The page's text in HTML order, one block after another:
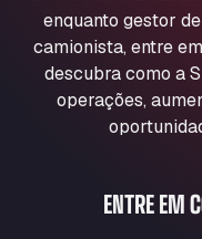
Aqua Ariva
Marie-Curie-
Aral Autohof
An der Autobahn
ARAL Autohof
ARAL Autohof
Nellinger Str.
enquanto gestor
camionista, entre
descubra como a
operações,
ENTRE EM